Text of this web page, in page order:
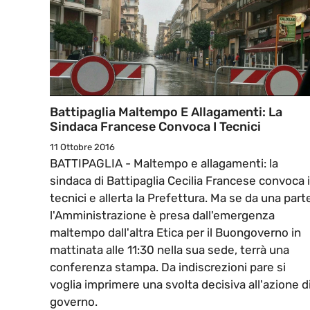
Battipaglia Maltempo E Allagamenti: La
Sindaca Francese Convoca I Tecnici
11 Ottobre 2016
BATTIPAGLIA - Maltempo e allagamenti: la
sindaca di Battipaglia Cecilia Francese convoca i
tecnici e allerta la Prefettura. Ma se da una
l'Amministrazione è presa dall'emergenza
maltempo dall'altra Etica per il Buongoverno in
mattinata alle 11:30 nella sua sede, terrà una
conferenza stampa. Da indiscrezioni pare si
voglia imprimere una svolta decisiva all'azione
governo.